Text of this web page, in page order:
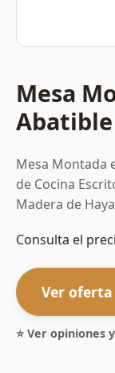
Mesa
Mesa Montada
de Cocina
Madera de Haya
Consulta el
Ver
⭐ Ver opiniones